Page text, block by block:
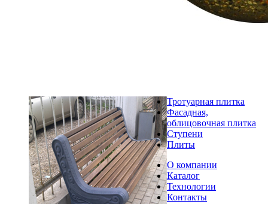
Тротуарная плитка
Фасадная,
облицовочная плитка
Ступени
Плиты
О компании
Каталог
Технологии
Контакты